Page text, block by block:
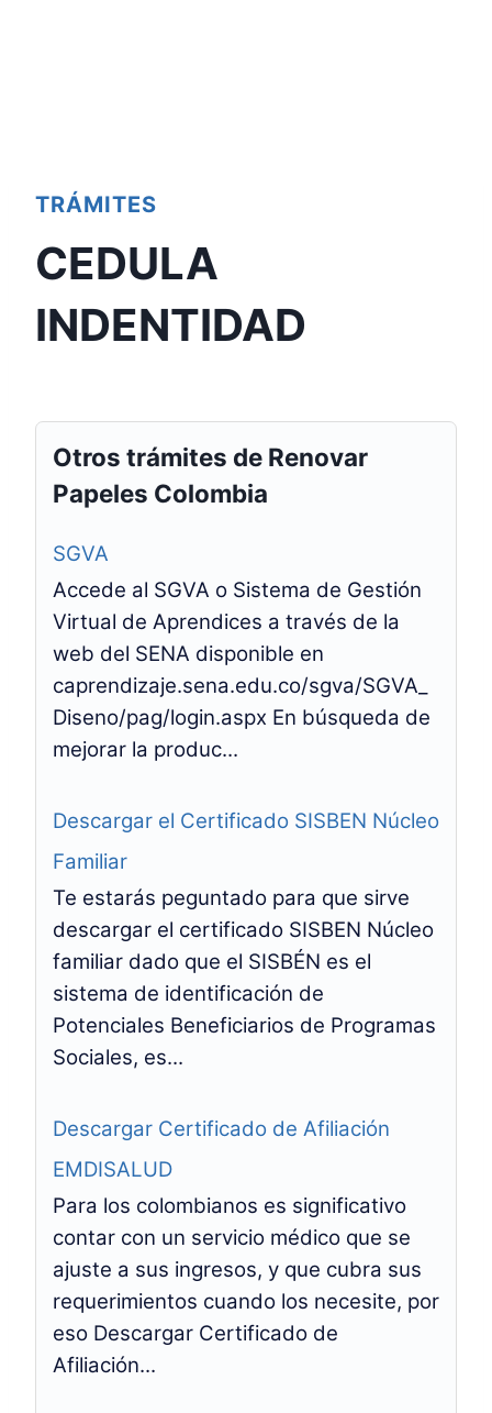
TRÁMITES
CEDULA
INDENTIDAD
Otros trámites de Renovar
Papeles Colombia
SGVA
Accede al SGVA o Sistema de Gestión
Virtual de Aprendices a través de la
web del SENA disponible en
caprendizaje.sena.edu.co/sgva/SGVA_
Diseno/pag/login.aspx En búsqueda de
mejorar la produc...
Descargar el Certificado SISBEN Núcleo
Familiar
Te estarás peguntado para que sirve
descargar el certificado SISBEN Núcleo
familiar dado que el SISBÉN es el
sistema de identificación de
Potenciales Beneficiarios de Programas
Sociales, es...
Descargar Certificado de Afiliación
EMDISALUD
Para los colombianos es significativo
contar con un servicio médico que se
ajuste a sus ingresos, y que cubra sus
requerimientos cuando los necesite, por
eso Descargar Certificado de
Afiliación...